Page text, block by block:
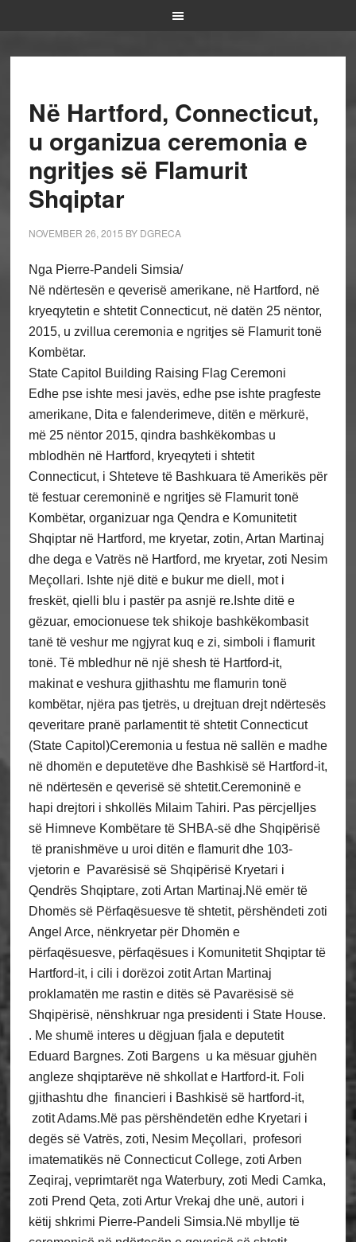
Në Hartford, Connecticut,
u organizua ceremonia e
ngritjes së Flamurit
Shqiptar
NOVEMBER 26, 2015 BY DGRECA
Nga Pierre-Pandeli Simsia/
Në ndërtesën e qeverisë amerikane, në Hartford, në
kryeqytetin e shtetit Connecticut, në datën 25 nëntor,
2015, u zvillua ceremonia e ngritjes së Flamurit tonë
Kombëtar.
State Capitol Building Raising Flag Ceremoni
Edhe pse ishte mesi javës, edhe pse ishte pragfeste
amerikane, Dita e falenderimeve, ditën e mërkurë,
më 25 nëntor 2015, qindra bashkëkombas u
mblodhën në Hartford, kryeqyteti i shtetit
Connecticut, i Shteteve të Bashkuara të Amerikës për
të festuar ceremoninë e ngritjes së Flamurit tonë
Kombëtar, organizuar nga Qendra e Komunitetit
Shqiptar në Hartford, me kryetar, zotin, Artan Martinaj
dhe dega e Vatrës në Hartford, me kryetar, zoti Nesim
Meçollari. Ishte një ditë e bukur me diell, mot i
freskët, qielli blu i pastër pa asnjë re.Ishte ditë e
gëzuar, emocionuese tek shikoje bashkëkombasit
tanë të veshur me ngjyrat kuq e zi, simboli i flamurit
tonë. Të mbledhur në një shesh të Hartford-it,
makinat e veshura gjithashtu me flamurin tonë
kombëtar, njëra pas tjetrës, u drejtuan drejt ndërtesës
qeveritare pranë parlamentit të shtetit Connecticut
(State Capitol)Ceremonia u festua në sallën e madhe
në dhomën e deputetëve dhe Bashkisë së Hartford-it,
në ndërtesën e qeverisë së shtetit.Ceremoninë e
hapi drejtori i shkollës Milaim Tahiri. Pas përcjelljes
së Himneve Kombëtare të SHBA-së dhe Shqipërisë
të pranishmëve u uroi ditën e flamurit dhe 103-
vjetorin e Pavarësisë së Shqipërisë Kryetari i
Qendrës Shqiptare, zoti Artan Martinaj.Në emër të
Dhomës së Përfaqësuesve të shtetit, përshëndeti zoti
Angel Arce, nënkryetar për Dhomën e
përfaqësuesve, përfaqësues i Komunitetit Shqiptar të
Hartford-it, i cili i dorëzoi zotit Artan Martinaj
proklamatën me rastin e ditës së Pavarësisë së
Shqipërisë, nënshkruar nga presidenti i State House.
. Me shumë interes u dëgjuan fjala e deputetit
Eduard Bargnes. Zoti Bargens u ka mësuar gjuhën
angleze shqiptarëve në shkollat e Hartford-it. Foli
gjithashtu dhe financieri i Bashkisë së hartford-it,
zotit Adams.Më pas përshëndetën edhe Kryetari i
degës së Vatrës, zoti, Nesim Meçollari, profesori
imatematikës në Connecticut College, zoti Arben
Zeqiraj, veprimtarët nga Waterbury, zoti Medi Camka,
zoti Prend Qeta, zoti Artur Vrekaj dhe unë, autori i
këtij shkrimi Pierre-Pandeli Simsia.Në mbyllje të